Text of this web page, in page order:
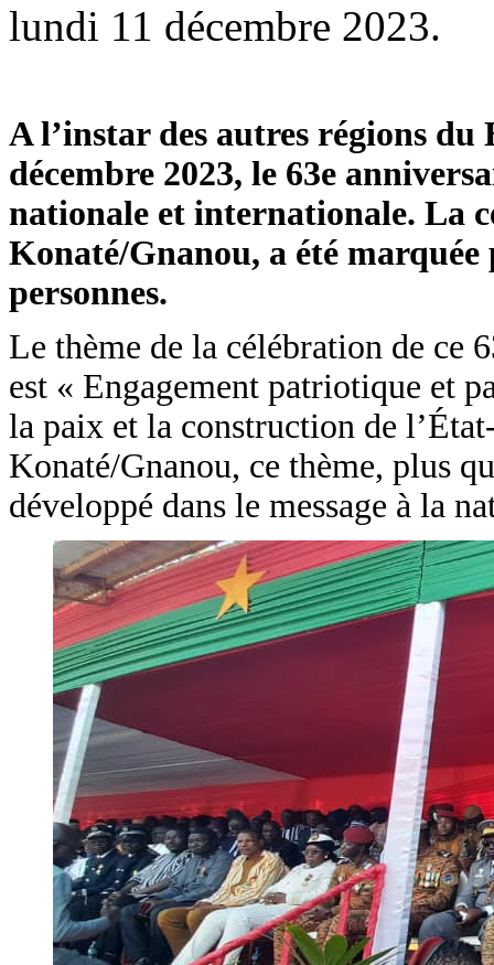
lundi 11 décembre 2023.
A l’instar des autres régions du
décembre 2023, le 63e
nationale et internationale. La
Konaté/Gnanou, a été
personnes.
Le thème de la célébration de ce
est « Engagement patriotique et
la paix et la construction de
Konaté/Gnanou, ce thème, plus
développé dans le message à la